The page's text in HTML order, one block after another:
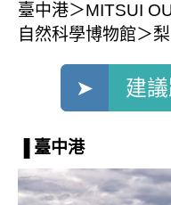
臺中港＞MITSUI
自然科學博物館＞
➤ 建
▐ 臺中港